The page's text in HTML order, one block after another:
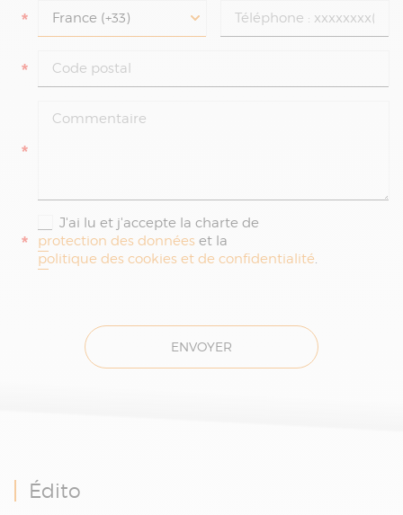
*
*
*
*
J'ai lu et j'accepte la charte de
protection des données et la
politique des cookies et de confidentialité.
ENVOYER
Édito